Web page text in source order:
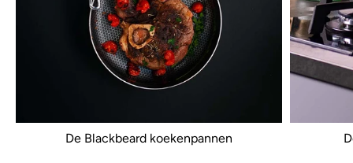
De Blackbeard koekenpannen